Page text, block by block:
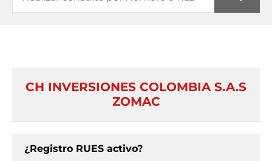
CH INVERSIONES COLOMBIA S.A.S
ZOMAC
¿Registro RUES activo?